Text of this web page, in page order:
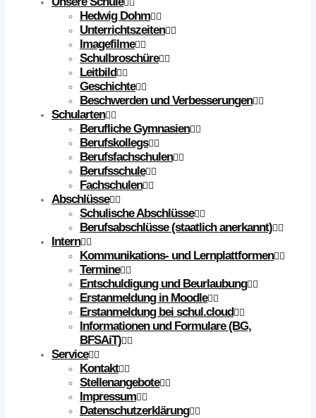
Hedwig Dohm
Unterrichtszeiten
Imagefilme
Schulbroschüre
Leitbild
Geschichte
Beschwerden und Verbesserungen
Schularten
Berufliche Gymnasien
Berufskollegs
Berufsfachschulen
Berufsschule
Fachschulen
Abschlüsse
Schulische Abschlüsse
Berufsabschlüsse (staatlich anerkannt)
Intern
Kommunikations- und Lernplattformen
Termine
Entschuldigung und Beurlaubung
Erstanmeldung in Moodle
Erstanmeldung bei schul.cloud
Informationen und Formulare (BG,
BFSAiT)
Service
Kontakt
Stellenangebote
Impressum
Datenschutzerklärung